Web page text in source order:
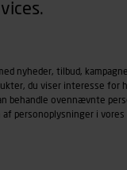
nyheder, tilbud,
du viser interesse for
behandle ovennævnte
personoplysninger i vores